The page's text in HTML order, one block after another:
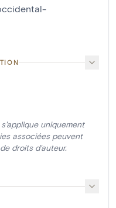
uniquement
associées peuvent
droits d'auteur.